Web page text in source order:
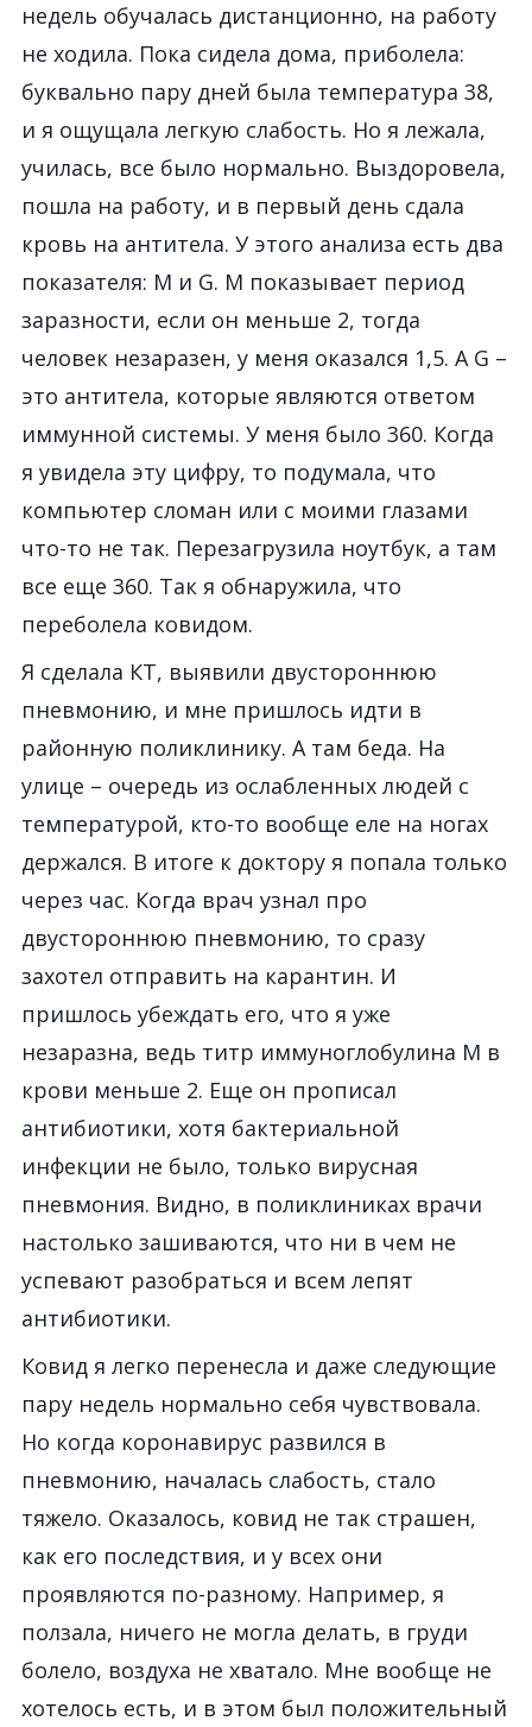
недель обучалась дистанционно, на работу
не ходила. Пока сидела дома, приболела:
буквально пару дней была температура 38,
и я ощущала легкую слабость. Но я лежала,
училась, все было нормально. Выздоровела,
пошла на работу, и в первый день сдала
кровь на антитела. У этого анализа есть два
показателя: M и G. M показывает период
заразности, если он меньше 2, тогда
человек незаразен, у меня оказался 1,5. А G –
это антитела, которые являются ответом
иммунной системы. У меня было 360. Когда
я увидела эту цифру, то подумала, что
компьютер сломан или с моими глазами
что-то не так. Перезагрузила ноутбук, а там
все еще 360. Так я обнаружила, что
переболела ковидом.
Я сделала КТ, выявили двустороннюю
пневмонию, и мне пришлось идти в
районную поликлинику. А там беда. На
улице – очередь из ослабленных людей с
температурой, кто-то вообще еле на ногах
держался. В итоге к доктору я попала только
через час. Когда врач узнал про
двустороннюю пневмонию, то сразу
захотел отправить на карантин. И
пришлось убеждать его, что я уже
незаразна, ведь титр иммуноглобулина М в
крови меньше 2. Еще он прописал
антибиотики, хотя бактериальной
инфекции не было, только вирусная
пневмония. Видно, в поликлиниках врачи
настолько зашиваются, что ни в чем не
успевают разобраться и всем лепят
антибиотики.
Ковид я легко перенесла и даже следующие
пару недель нормально себя чувствовала.
Но когда коронавирус развился в
пневмонию, началась слабость, стало
тяжело. Оказалось, ковид не так страшен,
как его последствия, и у всех они
проявляются по-разному. Например, я
ползала, ничего не могла делать, в груди
болело, воздуха не хватало. Мне вообще не
хотелось есть, и в этом был положительный